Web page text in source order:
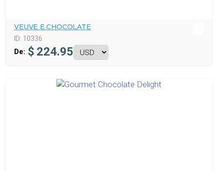
VEUVE E CHOCOLATE
ID: 10336
De: $ 224.95